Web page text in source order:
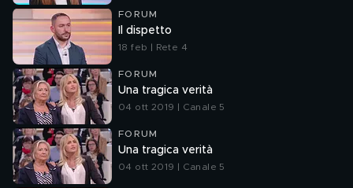
FORUM
Il dispetto
18 feb | Rete 4
FORUM
Una tragica verità
04 ott 2019 | Canale 5
FORUM
Una tragica verità
04 ott 2019 | Canale 5